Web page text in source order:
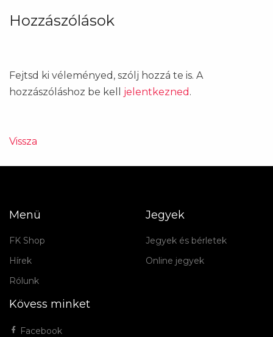
Hozzászólások
Fejtsd ki véleményed, szólj hozzá te is. A
hozzászóláshoz be kell jelentkezned .
Vissza
Menü
FK Shop
Hírek
Rólunk
Jegyek
Jegyek és bérletek
Online jegyek
Kövess minket
Facebook